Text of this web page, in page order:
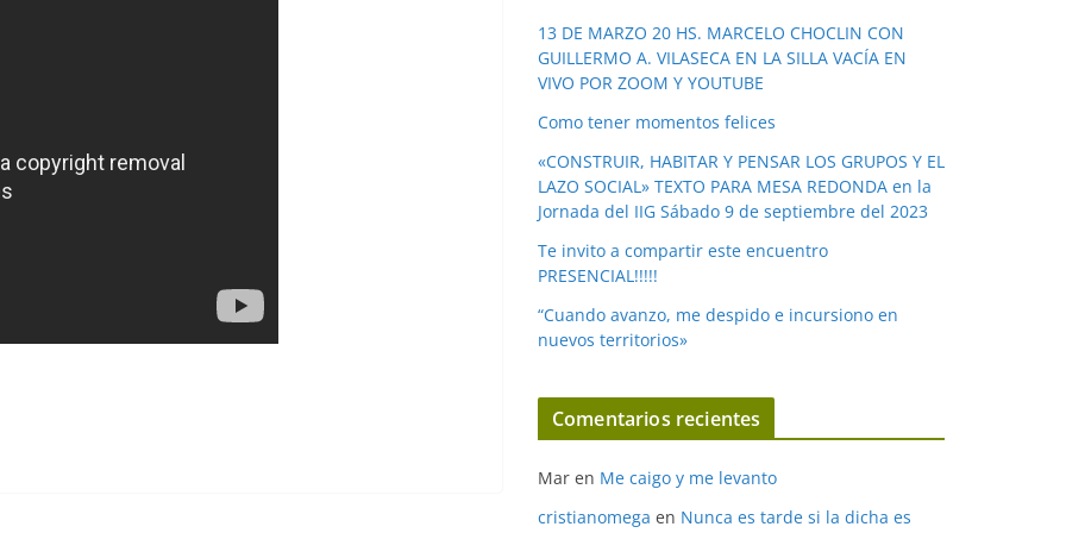
í
d
e
o
13 DE MARZO 20 HS. MARCELO CHOCLIN CON
GUILLERMO A. VILASECA EN LA SILLA VACÍA EN
VIVO POR ZOOM Y YOUTUBE
Como tener momentos felices
«CONSTRUIR, HABITAR Y PENSAR LOS GRUPOS Y EL
LAZO SOCIAL» TEXTO PARA MESA REDONDA en la
Jornada del IIG Sábado 9 de septiembre del 2023
Te invito a compartir este encuentro
PRESENCIAL!!!!!
“Cuando avanzo, me despido e incursiono en
nuevos territorios»
Comentarios recientes
Mar en Me caigo y me levanto
cristianomega en Nunca es tarde si la dicha es